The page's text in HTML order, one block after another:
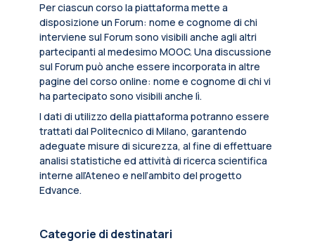
Per ciascun corso la piattaforma mette a
disposizione un Forum: nome e cognome di chi
interviene sul Forum sono visibili anche agli altri
partecipanti al medesimo MOOC. Una discussione
sul Forum può anche essere incorporata in altre
pagine del corso online: nome e cognome di chi vi
ha partecipato sono visibili anche lì.
I dati di utilizzo della piattaforma potranno essere
trattati dal Politecnico di Milano, garantendo
adeguate misure di sicurezza, al fine di effettuare
analisi statistiche ed attività di ricerca scientifica
interne all’Ateneo e nell’ambito del progetto
Edvance.
Categorie di destinatari